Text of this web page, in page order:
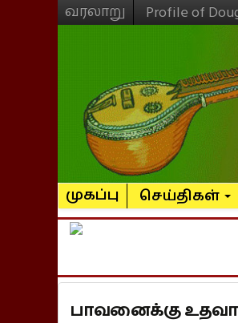
வரலாறு Profile of
முகப்பு செய்திகள்
பாவனைக்கு